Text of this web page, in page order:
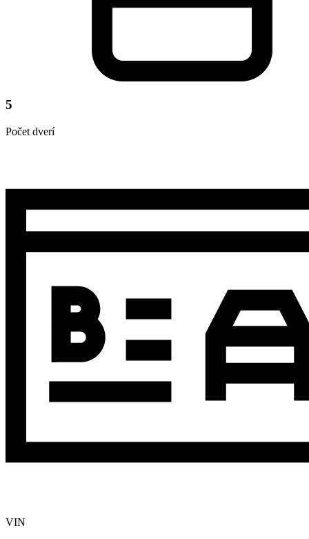
5
Počet dverí
VIN